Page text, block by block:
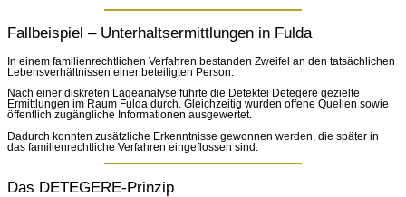
Fallbeispiel – Unterhaltsermittlungen in Fulda
In einem familienrechtlichen Verfahren bestanden Zweifel an den tatsächlichen
Lebensverhältnissen einer beteiligten Person.
Nach einer diskreten Lageanalyse führte die Detektei Detegere gezielte
Ermittlungen im Raum Fulda durch. Gleichzeitig wurden offene Quellen sowie
öffentlich zugängliche Informationen ausgewertet.
Dadurch konnten zusätzliche Erkenntnisse gewonnen werden, die später in
das familienrechtliche Verfahren eingeflossen sind.
Das DETEGERE-Prinzip